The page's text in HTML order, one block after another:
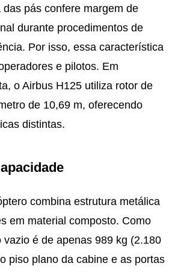
das pás confere margem de
durante procedimentos de
Por isso, essa característica
e pilotos. Em
o Airbus H125 utiliza rotor de
de 10,69 m, oferecendo
distintas.
combina estrutura metálica
em material composto. Como
vazio é de apenas 989 kg (2.180
piso plano da cabine e as portas